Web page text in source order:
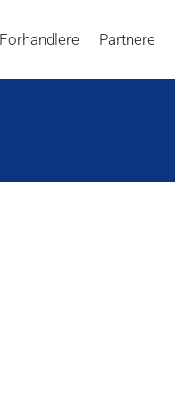
Forhandlere Partnere